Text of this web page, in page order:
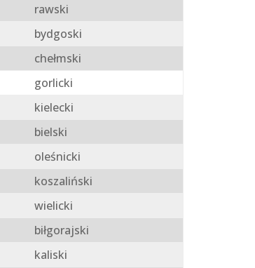
rawski
bydgoski
chełmski
gorlicki
kielecki
bielski
oleśnicki
koszaliński
wielicki
biłgorajski
kaliski